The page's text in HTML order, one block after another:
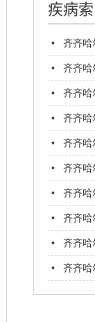
疾病
• 齐齐哈
齐齐哈
• 齐齐哈
好呢?
• 齐齐哈
• 齐齐哈
治前列
• 齐齐哈
那个男
• 齐齐哈
治疗阳
• 齐齐哈
哈尔治
• 齐齐哈
泄到齐
• 齐齐哈
科医院
• 齐齐哈
男科医